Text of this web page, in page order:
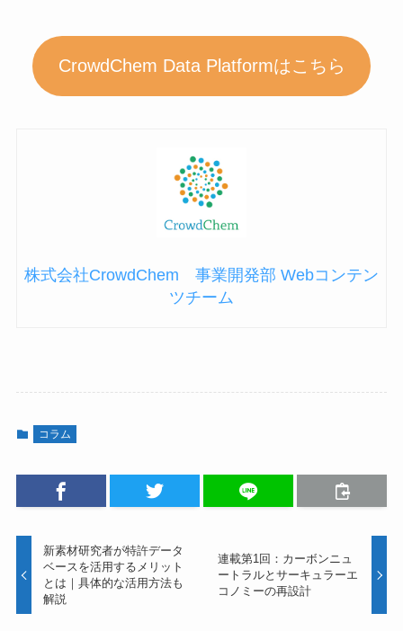
CrowdChem Data Platformはこちら
株式会社CrowdChem 事業開発部 Webコンテン
ツチーム
コラム
新素材研究者が特許データ
ベースを活用するメリット
とは｜具体的な活用方法も
解説
連載第1回：カーボンニュ
ートラルとサーキュラーエ
コノミーの再設計